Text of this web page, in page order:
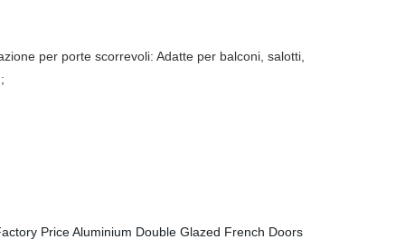
per porte scorrevoli: Adatte per balconi, salotti,